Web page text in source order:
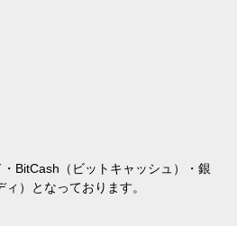
BitCash（ビットキャッシュ）・銀
）となっております。